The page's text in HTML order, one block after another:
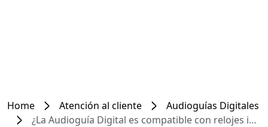
Home Atención al cliente
Audioguías Digitales
¿La Audioguía Digital es compatible con relojes inteligentes?